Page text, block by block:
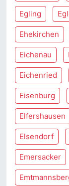
Egling
Ehekirchen
Eichenau
Eichenried
Eisenburg
Elfershausen
Elsendorf
Emersacker